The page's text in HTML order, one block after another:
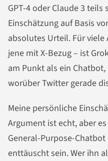
GPT-4 oder Claude 3 teils
Einschätzung auf Basis
absolutes Urteil. Für
jene mit X-Bezug – ist
am Punkt als ein
worüber Twitter gerade
Meine persönliche
Argument ist echt, aber
General-Purpose-
enttäuscht sein. Wer ihn